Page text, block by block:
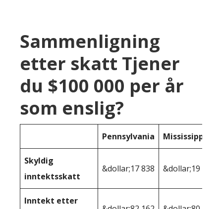
Sammenligning
etter skatt Tjener
du $100 000 per år
som enslig?
Pennsylvania Mississippi
Skyldig
inntektsskatt
&dollar;17 838 &dollar;19 053
Inntekt etter